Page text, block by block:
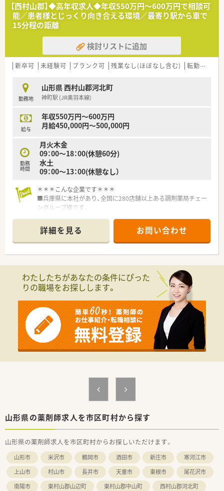
【西村山郡】◆高年収求人◆年収550万円～600万円で相談可
能／患者様とじっくり向き合える環境／最寄り駅から車で
15分程の距離
検討リストに追加
新卒可 未経験可 ブランク可 残業なし(ほぼなし含む) 転勤なし
勤務地
山形県 西村山郡河北町
神町駅 (JR奥羽本線)
給与
年収550万円～600万円
月給450,000円～500,000円
勤務
時間
月火木金
09：00～18：00(休憩60分)
水土
09：00～13：00(休憩なし）
＊＊＊こんな企業です＊＊＊
■兵庫県に本社があり、全国に280店舗以上ある調剤薬局チェー
ングループ様です。
定基盤が魅力です。
■地域に根ざしたクリニック様とのマンツーマン薬局を運営さ
れており、比較的ゆったりと調剤・投薬ができる環境で、個人在
宅や施設在宅も行っている店舗が多くございます。
時には管理薬剤師様に店舗デザインなどの決定権があるケース
もあり、非常に自由度の高い社風です。
■全国各地にエリアマネージャーさんやラウンダー勤務の方が
いるので、急なお休みやシフトのご要望なども、ご相談がしやす
い環境です。
■産休・育休の実績も多数あり、女性にとっても働きやすい会社
です。
■キャリアステップアップを目指す方には、多くのチャンスがご
ざいます。30代で取締役へご就任される薬剤師様も過去いらっ
しゃいます。
■多科目の経験をしたい！というご希望があれば複数店舗の掛け
■独立開業支援も行っております。まずは店舗の管理薬剤師様
■ドクターや施設への営業など、新店立ち上げの同行業務にも携
わることが出来ます。
プ研修会への参加も可能です。
■慶弔特別休暇・慶弔見舞金や健康診断の費用負担、お薬代のサ
ポート、e-ラーニングの無料受講、
保養施設・ホテルの優待、時短制度、退職金制度など様々な福利
厚生もご用意されています。
詳細を見る お問い合わせ
わたしたちがあなたの条件にぴった
りの職場をお探しします。
山形県の薬剤師求人を市区町村から探す
山形県の薬剤師求人を市区町村からお探しいただけます。
山形市 米沢市 鶴岡市 酒田市 新庄市
寒河江市
上山市
村山市 長井市 天童市 東根市
尾花沢市
南陽市
東村山郡山辺町 東村山郡中山町
西村山郡河北町